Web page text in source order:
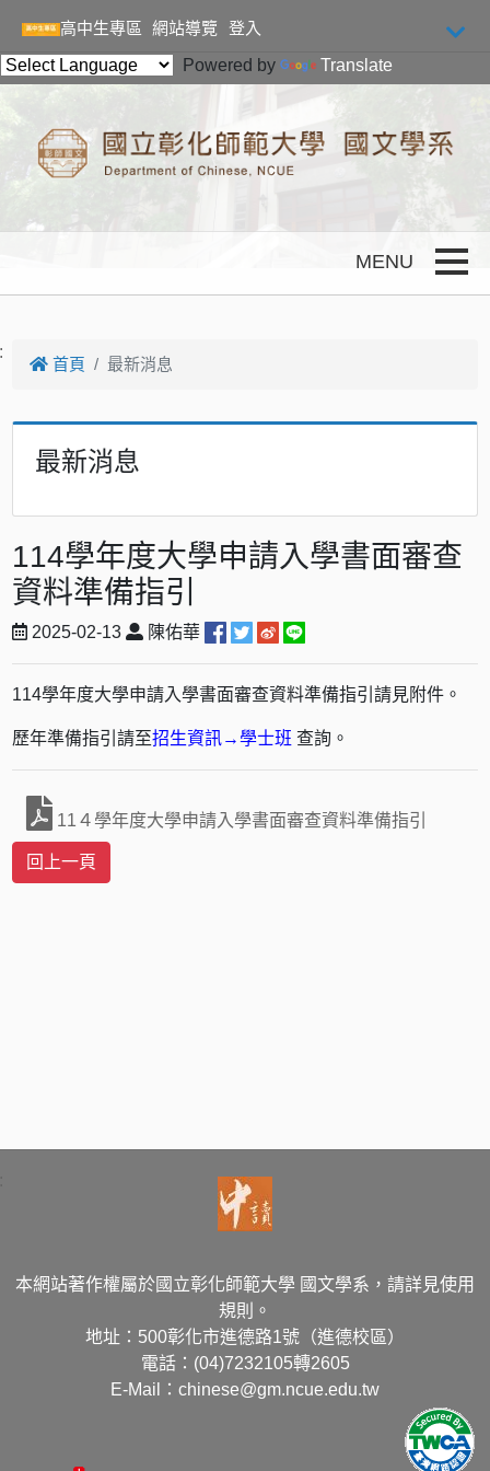
高中生專區
網站導覽
登入
Powered by
Translate
首頁 最新消息
最新消息
114學年度大學申請入學書面審查
資料準備指引
2025-02-13 陳佑華
114學年度大學申請入學書面審查資料準備指引請見附件。
歷年準備指引請至招生資訊→學士班 查詢。
11４學年度大學申請入學書面審查資料準備指引
本網站著作權屬於國立彰化師範大學 國文學系，請詳見使用
規則。
地址：500彰化市進德路1號（進德校區）
電話：(04)7232105轉2605
E-Mail：chinese@gm.ncue.edu.tw